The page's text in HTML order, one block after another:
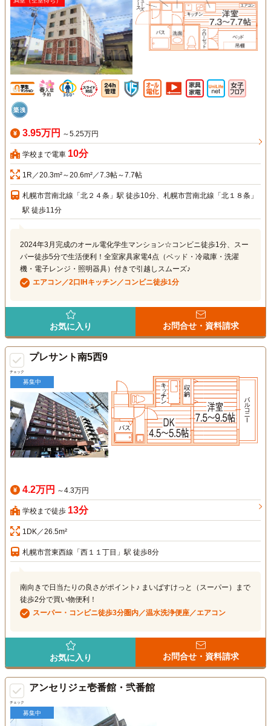
3.95万円 ～5.25万円
学校まで電車 10分
1R／20.3m²～20.6m²／7.3帖～7.7帖
札幌市営南北線「北２４条」駅 徒歩10分、札幌市営南北線「北１８条」
駅 徒歩11分
2024年3月完成のオール電化学生マンション☆コンビニ徒歩1分、スー
パー徒歩5分で生活便利！全室家具家電4点（ベッド・冷蔵庫・洗濯
機・電子レンジ・照明器具）付きで引越しスムーズ♪
エアコン／2口IHキッチン／コンビニ徒歩1分
お気に入り お問合せ・資料請求
チェック
プレサント南5西9
募集中
4.2万円 ～4.3万円
学校まで徒歩 13分
1DK／26.5m²
札幌市営東西線「西１１丁目」駅 徒歩8分
南向きで日当たりの良さがポイント♪ まいばすけっと（スーパー）まで
徒歩2分で買い物便利！
スーパー・コンビニ徒歩3分圏内／温水洗浄便座／エアコン
お気に入り お問合せ・資料請求
チェック
アンセリジェ壱番館・弐番館
募集中